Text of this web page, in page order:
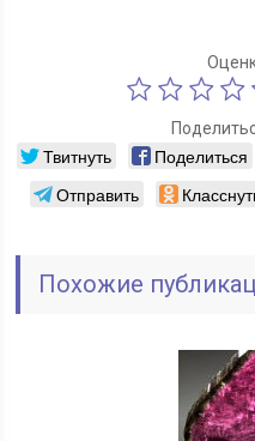
Твитнуть Поделиться
Отправить
Похожие